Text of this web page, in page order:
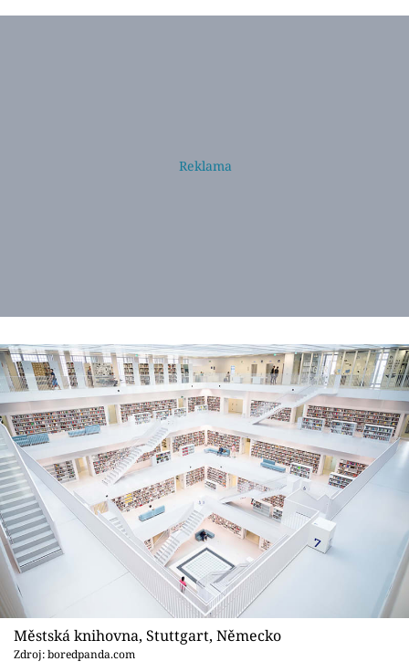
Městská knihovna, Stuttgart, Německo
Zdroj: boredpanda.com